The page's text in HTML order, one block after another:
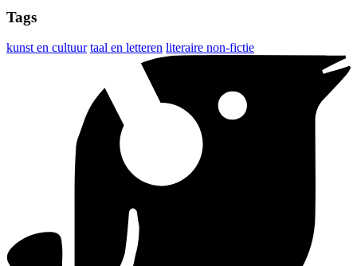
Tags
kunst en cultuur taal en letteren literaire non-fictie